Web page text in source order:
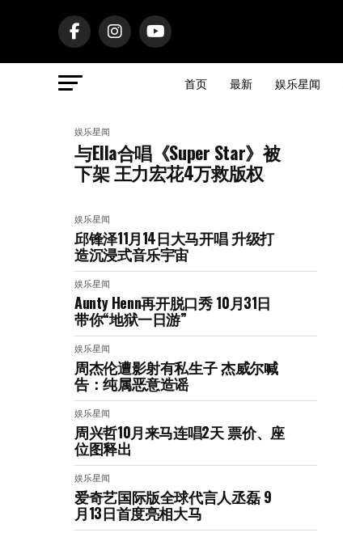
首页 最新 娱乐星闻
娱乐星闻
与Ella合唱《Super Star》被
下架 王力宏花4万救版权
娱乐星闻
邱锋泽11月14日大马开唱 升级打
造沉浸式音乐宇宙
娱乐星闻
Aunty Henn再开脱口秀 10月31日
带你“地狱一日游”
娱乐星闻
周杰伦遭影射有私生子 杰威尔喊
告：纯属恶意造谣
娱乐星闻
周兴哲10月来马连唱2天 票价、座
位图释出
娱乐星闻
爱奇艺国际版全球代言人丞磊 9
月13日首度亮相大马